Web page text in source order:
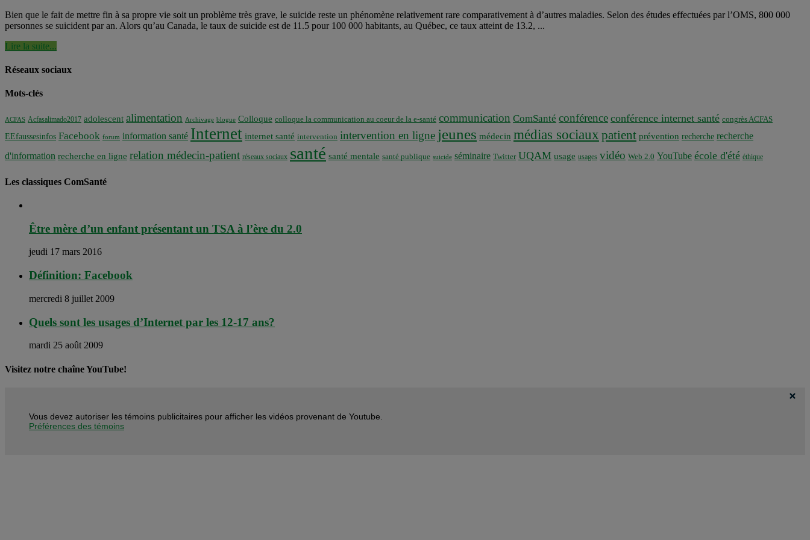
Bien que le fait de mettre fin à sa propre vie soit un problème très grave, le suicide reste un phénomène relativement rare comparativement à d’autres maladies. Selon des études effectuées par l’OMS, 800 000
personnes se suicident par an. Alors qu’au Canada, le taux de suicide est de 11.5 pour 100 000 habitants, au Québec, ce taux atteint de 13.2, ...
Lire la suite...
Réseaux sociaux
Mots-clés
ACFAS Acfasalimado2017 adolescent alimentation Archivage blogue Colloque colloque la communication au coeur de la e-santé communication ComSanté conférence conférence internet santé congrès ACFAS
EEfaussesinfos Facebook forum information santé Internet internet santé intervention intervention en ligne jeunes médecin médias sociaux patient prévention recherche recherche
d'information recherche en ligne relation médecin-patient réseaux sociaux santé santé mentale santé publique suicide séminaire Twitter UQAM usage usages vidéo Web 2.0 YouTube école d'été éthique
Les classiques ComSanté
Être mère d’un enfant présentant un TSA à l’ère du 2.0
jeudi 17 mars 2016
Définition: Facebook
mercredi 8 juillet 2009
Quels sont les usages d’Internet par les 12-17 ans?
mardi 25 août 2009
Visitez notre chaîne YouTube!
Vous devez autoriser les témoins publicitaires pour afficher les vidéos provenant de Youtube.
Préférences des témoins